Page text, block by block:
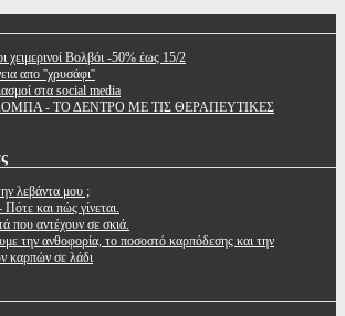
Βολβόι -50% έως 15/2
απο ''χρυσάφι''
στα social media
- ΤΟ ΔΕΝΤΡΟ ΜΕ ΤΙΣ ΘΕΡΑΠΕΥΤΙΚΕΣ
λεβάντα μου ;
και πώς γίνεται.
που αντέχουν σε σκιά.
την ανθοφορία, το ποσοστό καρπόδεσης και την
καρπών σε λάδι